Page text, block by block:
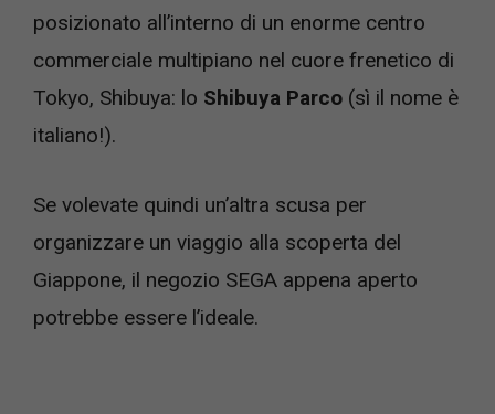
posizionato all’interno di un enorme centro
commerciale multipiano nel cuore frenetico di
Tokyo, Shibuya: lo Shibuya Parco (sì il nome è
italiano!).
Se volevate quindi un’altra scusa per
organizzare un viaggio alla scoperta del
Giappone, il negozio SEGA appena aperto
potrebbe essere l’ideale.